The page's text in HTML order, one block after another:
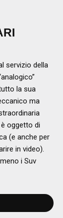
servizio della
la sua
ma
oggetto di
(e anche per
in video).
i Suv